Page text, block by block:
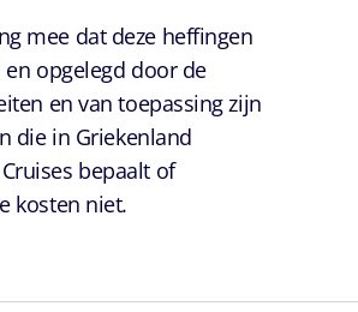
mee dat deze heffingen
opgelegd door de
en van toepassing zijn
die in Griekenland
bepaalt of
kosten niet.